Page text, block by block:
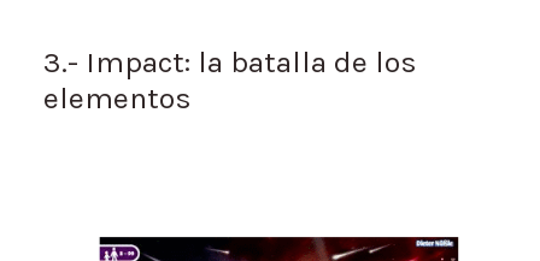
3.- Impact: la batalla de los
elementos